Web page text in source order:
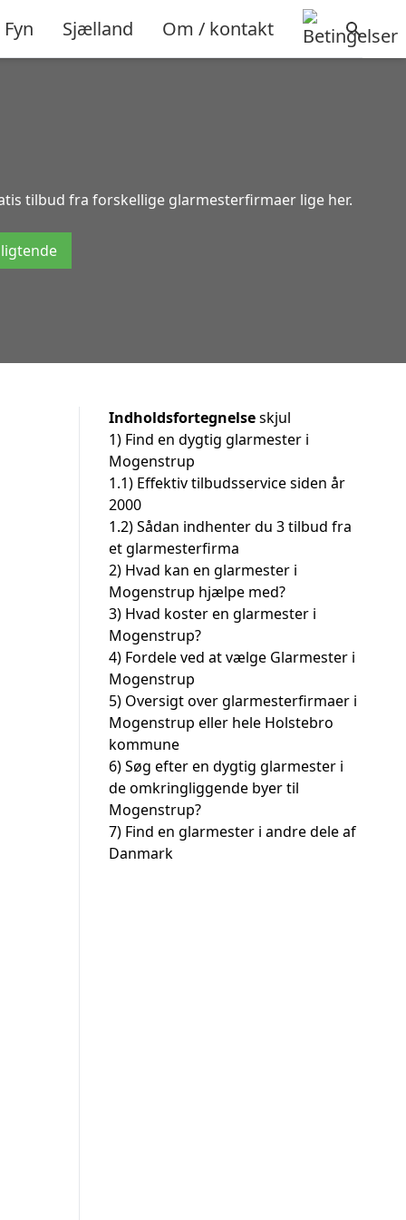
Fyn Sjælland Om / kontakt
tilbud fra forskellige glarmesterfirmaer lige her.
Indholdsfortegnelseskjul
1) Find en dygtig glarmester i
Mogenstrup
1.1) Effektiv tilbudsservice siden år
2000
1.2)Sådan indhenter du 3 tilbud fra
et glarmesterfirma
2) Hvad kan en glarmester i
Mogenstrup hjælpe med?
3) Hvad koster en glarmester i
Mogenstrup?
4) Fordele ved at vælge Glarmester i
Mogenstrup
5) Oversigt over glarmesterfirmaer i
Mogenstrup eller hele Holstebro
kommune
6)Søg efter en dygtig glarmester i
de omkringliggende byer til
Mogenstrup?
7) Find en glarmester i andre dele af
Danmark